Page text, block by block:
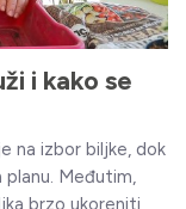
i kako se
na izbor biljke, dok
Međutim,
brzo ukoreniti,